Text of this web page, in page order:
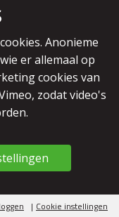
Anonieme
er allemaal op
cookies van
zodat video's
| Cookie instellingen